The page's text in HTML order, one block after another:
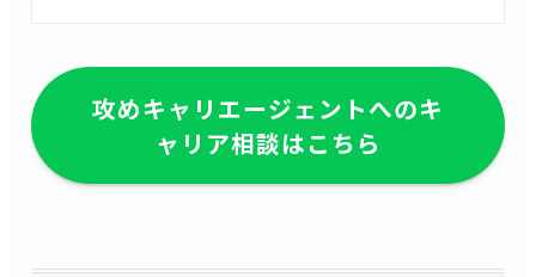
攻めキャリエージェントへのキ
ャリア相談はこちら